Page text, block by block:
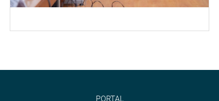
PORTAL